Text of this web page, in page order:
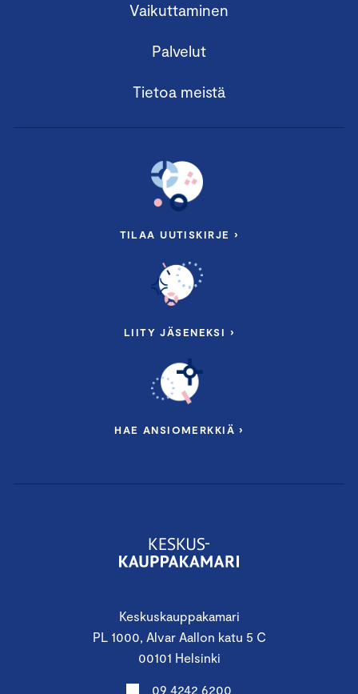
Keskuskauppakamari
PL 1000, Alvar Aallon katu 5 C
00101 Helsinki
09 4242 6200
Vaikuttaminen
Palvelut
Tietoa meistä
TILAA UUTISKIRJE ›
LIITY JÄSENEKSI ›
HAE ANSIOMERKKIÄ ›